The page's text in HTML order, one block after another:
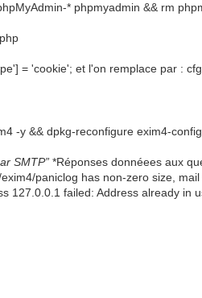
* phpmyadmin && rm
= 'cookie'; et l'on remplace par :
-y && dpkg-reconfigure exim4-config
SMTP” *Réponses donnéees aux
paniclog has non-zero size,
127.0.0.1 failed: Address already